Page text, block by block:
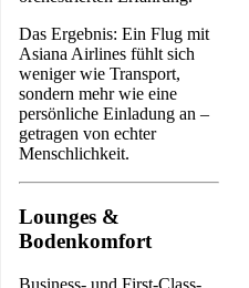
Das Ergebnis: Ein Flug mit
Asiana Airlines fühlt sich
weniger wie Transport,
sondern mehr wie eine
persönliche Einladung an –
getragen von echter
Menschlichkeit.
Lounges &
Bodenkomfort
Business- und First-Class-